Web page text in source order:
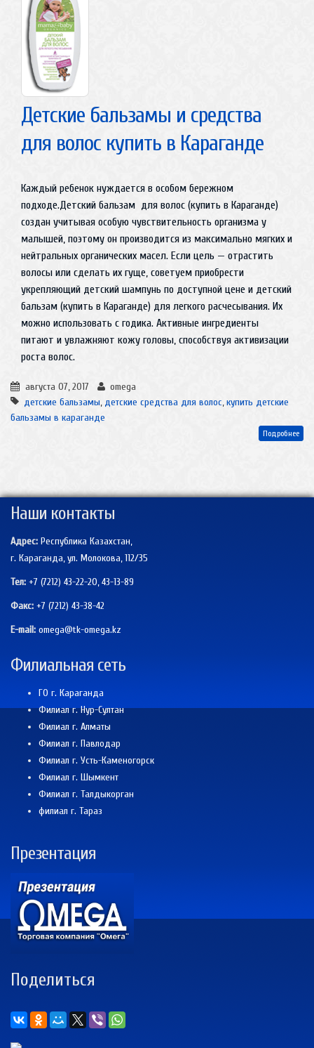
Детские бальзамы и средства
для волос купить в Караганде
Каждый ребенок нуждается в особом бережном
подходе.Детский бальзам для волос (купить в Караганде)
создан учитывая особую чувствительность организма у
малышей, поэтому он производится из максимально мягких и
нейтральных органических масел. Если цель — отрастить
волосы или сделать их гуще, советуем приобрести
укрепляющий детский шампунь по доступной цене и детский
бальзам (купить в Караганде) для легкого расчесывания. Их
можно использовать с годика. Активные ингредиенты
питают и увлажняют кожу головы, способствуя активизации
роста волос.
августа 07, 2017
omega
детские бальзамы, детские средства для волос,купить детские
бальзамы в караганде
Подробнее
Наши контакты
Адрес: Республика Казахстан,
г. Караганда, ул. Молокова, 112/35
Тел: +7 (7212) 43-22-20, 43-13-89
Факс: +7 (7212) 43-38-42
E-mail: omega@tk-omega.kz
Филиальная сеть
ГО г. Караганда
Филиал г. Нур-Султан
Филиал г. Алматы
Филиал г. Павлодар
Филиал г. Усть-Каменогорск
Филиал г. Шымкент
Филиал г. Талдыкорган
филиал г. Тараз
Презентация
Поделиться